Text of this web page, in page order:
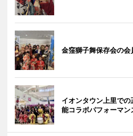
金窪獅子舞保存会の会
イオンタウン上里で
能コラボパフォーマン